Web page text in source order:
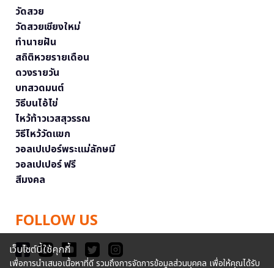
วัดสวย
วัดสวยเชียงใหม่
ทำนายฝัน
สถิติหวยรายเดือน
ดวงรายวัน
บทสวดมนต์
วิธีบนไอ้ไข่
ไหว้ท้าวเวสสุวรรณ
วิธีไหว้วัดแขก
วอลเปเปอร์พระแม่ลักษมี
วอลเปเปอร์ ฟรี
สีมงคล
FOLLOW US
เว็บไซต์นี้ใช้คุกกี้
เพื่อการนำเสนอเนื้อหาที่ดี รวมถึงการจัดการข้อมูลส่วนบุคคล เพื่อให้คุณได้รับ